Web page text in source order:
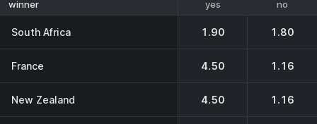
winner yes no
South Africa 1.90 1.80
France 4.50 1.16
New Zealand 4.50 1.16